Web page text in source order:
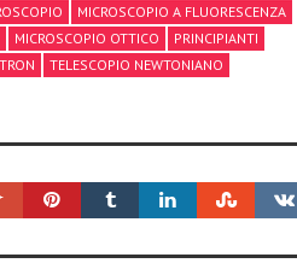
MICROSCOPIO A FLUORESCENZA
MICROSCOPIO OTTICO
PRINCIPIANTI
TELESCOPIO NEWTONIANO